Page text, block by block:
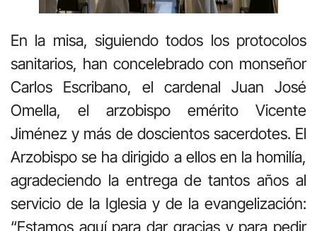
En la misa, siguiendo todos los protocolos
sanitarios, han concelebrado con monseñor
Carlos Escribano, el cardenal Juan José
Omella, el arzobispo emérito Vicente
Jiménez y más de doscientos sacerdotes. El
Arzobispo se ha dirigido a ellos en la homilía,
agradeciendo la entrega de tantos años al
servicio de la Iglesia y de la evangelización:
“Estamos aquí para dar gracias y para pedir